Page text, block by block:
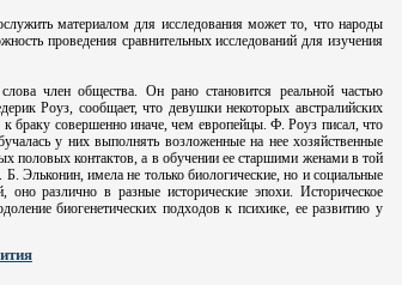
материалом для исследования может то, что народы
проведения сравнительных исследований для изучения
член общества. Он рано становится реальной частью
Роуз, сообщает, что девушки некоторых австралийских
к браку совершенно иначе, чем европейцы. Ф. Роуз писал, что
у них выполнять возложенные на нее хозяйственные
половых контактов, а в обучении ее старшими женами в той
Эльконин, имела не только биологические, но и социальные
различно в разные исторические эпохи. Историческое
биогенетических подходов к психике, ее развитию у